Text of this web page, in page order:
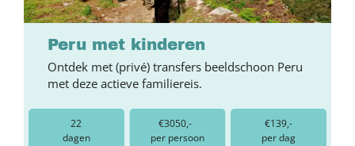
Peru met kinderen
Ontdek met (privé) transfers beeldschoon Peru
met deze actieve familiereis.
22
dagen
€3050,-
per persoon
€139,-
per dag